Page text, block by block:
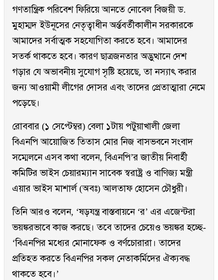
গণতান্ত্রিক পরিবেশ ফিরিয়ে আনতে নোবেল বিজয়ী ড.
মুহাম্মদ ইউনূসের নেতৃত্বাধীন অর্ন্তবর্তীকালীন সরকারকে
আমাদের সর্বাত্মক সহযোগিতা করতে হবে। আমাদের
সতর্ক থাকতে হবে। কারণ ছাত্রজনতার অদ্ভুত্থানে দেশ
গড়ার যে অভাবনীয় সুযোগ সৃষ্টি হয়েছে, তা নস্যাৎ করার
জন্য আওয়ামী লীগের দোসর এবং তাদের প্রেতাত্মারা নেমে
পড়েছে।
রোববার (১ সেপ্টেম্বর) বেলা ১টায় পটুয়াখালী জেলা
বিএনপি আয়োজিত তিতাস মোর নিজ বাসভবনে সংবাদ
সম্মেলনে এসব কথা বলেন, বিএনপি’র জাতীয় নিবার্হী
কমিটির ভাইস চেয়ারম্যান সাবেক স্বরাষ্ট্র ও বাণিজ্য মন্ত্রী
এয়ার ভাইস মাশার্ল (অবঃ) আলতাফ হোসেন চৌধুরী।
তিনি আরও বলেন, ‘ষড়যন্ত্র বাস্তবায়নে ‘র’ এর এজেন্টরা
ভয়ঙ্করভাবে কাজ করছে। তবে তাদের চেয়েও ভয়ঙ্কর হচ্ছে-
‘বিএনপির মধ্যের মোনাফেক ও বর্ণচোরারা। তাদের
প্রতিহত করতে বিএনপির সকল নেতাকর্মিদের ঐক্যবদ্ধ
থাকতে হবে।’